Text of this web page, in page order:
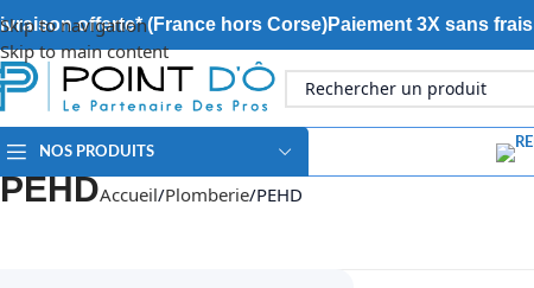
Skip to navigation
Skip to main content
offerte* (France hors Corse)Paiement 3X sans frais
NOS PRODUITS
PEHDAccueil Plomberie PEHD